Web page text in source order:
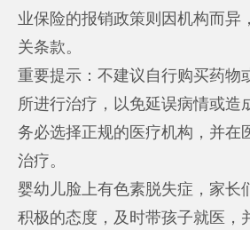
业保险的报销政策则因机构而异
关条款。
重要提示：不建议自行购买药物
所进行治疗，以免延误病情或造
务必选择正规的医疗机构，并在
治疗。
婴幼儿脸上有色素脱失症，家长
积极的态度，及时带孩子就医，